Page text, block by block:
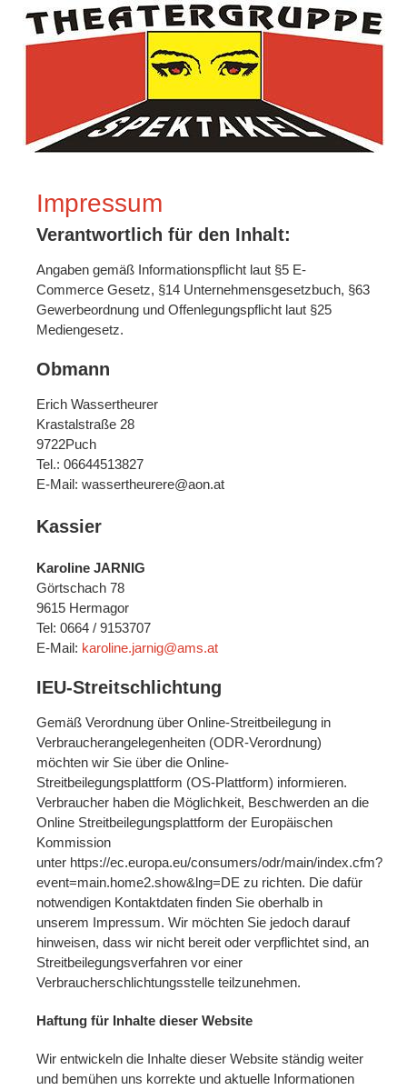
Impressum
Verantwortlich für den Inhalt:
Angaben gemäß Informationspflicht laut §5 E-
Commerce Gesetz, §14 Unternehmensgesetzbuch, §63
Gewerbeordnung und Offenlegungspflicht laut §25
Mediengesetz.
Obmann
Erich Wassertheurer
Krastalstraße 28
9722Puch
Tel.: 06644513827
E-Mail: wassertheurere@aon.at
Kassier
Karoline JARNIG
Görtschach 78
9615 Hermagor
Tel: 0664 / 9153707
E-Mail: karoline.jarnig@ams.at
IEU-Streitschlichtung
Gemäß Verordnung über Online-Streitbeilegung in
Verbraucherangelegenheiten (ODR-Verordnung)
möchten wir Sie über die Online-
Streitbeilegungsplattform (OS-Plattform) informieren.
Verbraucher haben die Möglichkeit, Beschwerden an die
Online Streitbeilegungsplattform der Europäischen
Kommission
unter https://ec.europa.eu/consumers/odr/main/index.cfm?
event=main.home2.show&lng=DE zu richten. Die dafür
notwendigen Kontaktdaten finden Sie oberhalb in
unserem Impressum. Wir möchten Sie jedoch darauf
hinweisen, dass wir nicht bereit oder verpflichtet sind, an
Streitbeilegungsverfahren vor einer
Verbraucherschlichtungsstelle teilzunehmen.
Haftung für Inhalte dieser Website
Wir entwickeln die Inhalte dieser Website ständig weiter
und bemühen uns korrekte und aktuelle Informationen